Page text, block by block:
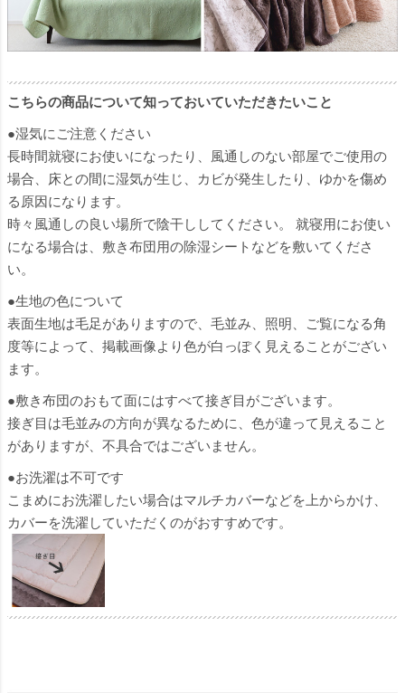
こちらの商品について知っておいていただきたいこと
●湿気にご注意ください
長時間就寝にお使いになったり、風通しのない部屋でご使用の
場合、床との間に湿気が生じ、カビが発生したり、ゆかを傷め
る原因になります。
時々風通しの良い場所で陰干ししてください。 就寝用にお使い
になる場合は、敷き布団用の除湿シートなどを敷いてくださ
い。
●生地の色について
表面生地は毛足がありますので、毛並み、照明、ご覧になる角
度等によって、掲載画像より色が白っぽく見えることがござい
ます。
●敷き布団のおもて面にはすべて接ぎ目がございます。
接ぎ目は毛並みの方向が異なるために、色が違って見えること
がありますが、不具合ではございません。
●お洗濯は不可です
こまめにお洗濯したい場合はマルチカバーなどを上からかけ、
カバーを洗濯していただくのがおすすめです。